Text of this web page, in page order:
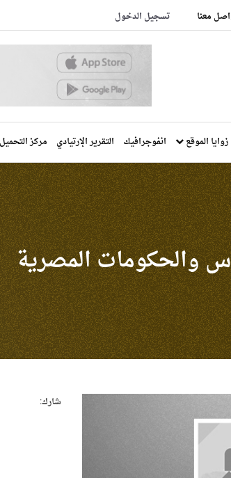
معنا تسجيل الدخول
زوايا الموقع انفوجرافيك التقرير الإرتيادي مركز التحميل
والحكومات المصرية
شارك: